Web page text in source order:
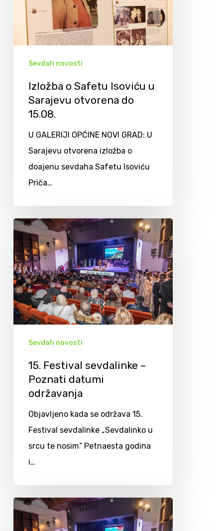
Sevdah novosti
Izložba o Safetu Isoviću u
Sarajevu otvorena do
15.08.
U GALERIJI OPĆINE NOVI GRAD: U
Sarajevu otvorena izložba o
doajenu sevdaha Safetu Isoviću
Priča…
Sevdah novosti
15. Festival sevdalinke –
Poznati datumi
održavanja
Objavljeno kada se održava 15.
Festival sevdalinke „Sevdalinko u
srcu te nosim“ Petnaesta godina
i…